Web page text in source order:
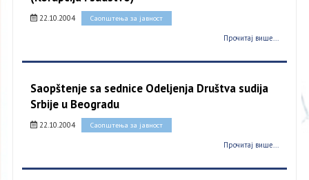
22.10.2004 Саопштења за јавност
Прочитај више...
Saopštenje sa sednice Odeljenja Društva sudija
Srbije u Beogradu
22.10.2004 Саопштења за јавност
Прочитај више...